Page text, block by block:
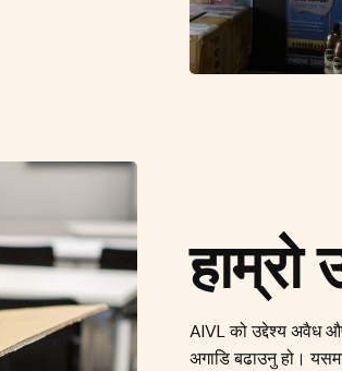
हाम्रो
AIVL को उद्देश्य अवैध
अगाडि बढाउनु हो।